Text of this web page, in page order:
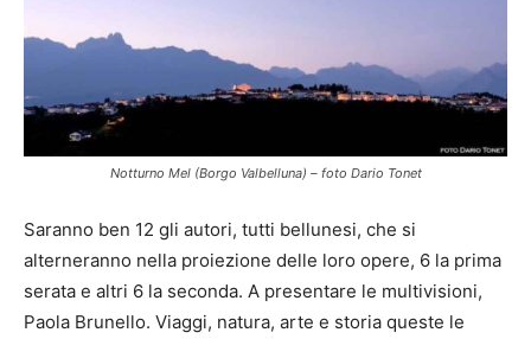
Notturno Mel (Borgo Valbelluna) – foto Dario Tonet
Saranno ben 12 gli autori, tutti bellunesi, che si
alterneranno nella proiezione delle loro opere, 6 la prima
serata e altri 6 la seconda. A presentare le multivisioni,
Paola Brunello. Viaggi, natura, arte e storia queste le